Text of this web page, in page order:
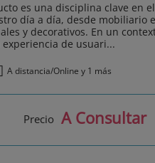
es una disciplina clave en
día a día, desde mobiliario
y decorativos. En un
de usuari...
A distancia/Online y 1 más
Precio A Consultar